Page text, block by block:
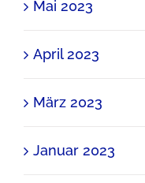
Mai 2023
April 2023
März 2023
Januar 2023